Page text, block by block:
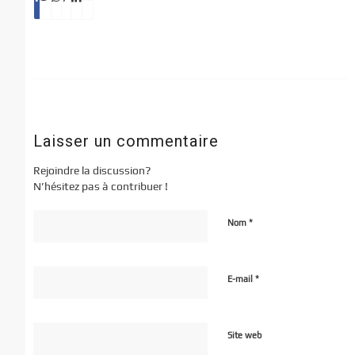
Laisser un commentaire
Rejoindre la discussion?
N’hésitez pas à contribuer !
Nom *
E-mail *
Site web